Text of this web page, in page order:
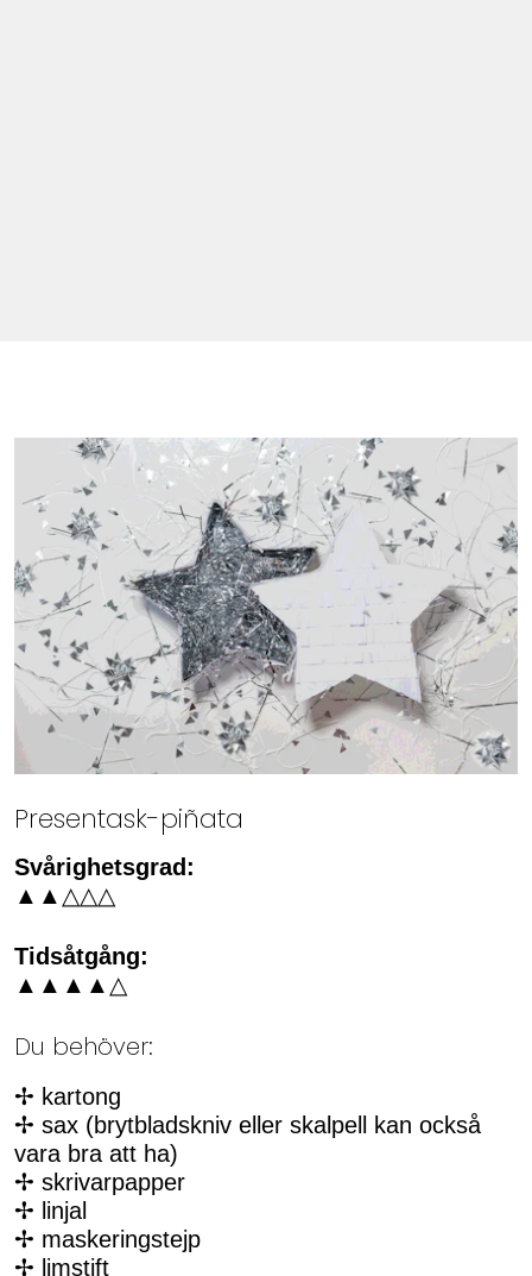
Presentask-piñata
Svårighetsgrad:
▲▲△△△
Tidsåtgång:
▲▲▲▲△
Du behöver:
✢ kartong
✢ sax (brytbladskniv eller skalpell kan också
vara bra att ha)
✢ skrivarpapper
✢ linjal
✢ maskeringstejp
✢ limstift